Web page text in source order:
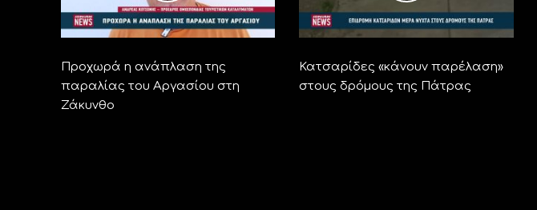
Προχωρά η ανάπλαση της
παραλίας του Αργασίου στη
Ζάκυνθο
Κατσαρίδες «κάνουν παρέλαση»
στους δρόμους της Πάτρας